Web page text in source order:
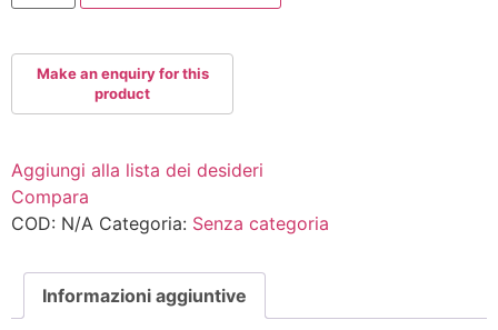
Aggiungi alla lista dei desideri
Compara
COD: N/A Categoria: Senza categoria
Informazioni aggiuntive